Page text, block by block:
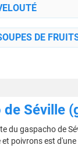
DE
de Séville
du gaspacho de
poivrons est